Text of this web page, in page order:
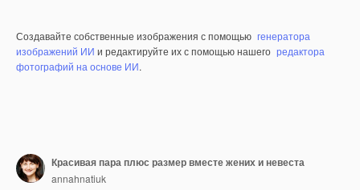
Создавайте собственные изображения с помощью генератора
изображений ИИ и редактируйте их с помощью нашего редактора
фотографий на основе ИИ.
Красивая пара плюс размер вместе жених и невеста
annahnatiuk